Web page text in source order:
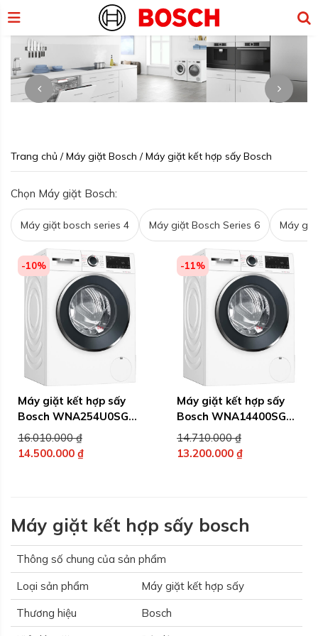
Trang chủ /Máy giặt Bosch /Máy giặt kết hợp sấy Bosch
Chọn Máy giặt Bosch:
Máy giặt bosch series 4 Máy giặt Bosch Series 6 Máy
-10%
Máy giặt kết hợp sấy
Bosch WNA254U0SG
10/6KG, Series 6
16.010.000₫Giá
gốc
14.500.000 ₫
14.500.000 ₫.
-11%
Máy giặt kết hợp sấy
Bosch WNA14400SG
9/6kg, Series 4
14.710.000₫Giá
gốc
13.200.000 ₫
là:
13.200.000 ₫.
Máy giặt kết hợp sấy bosch
Thông số chung của sản phẩm
Loại sản phẩm
Máy giặt kết hợp sấy
Thương hiệu
Bosch